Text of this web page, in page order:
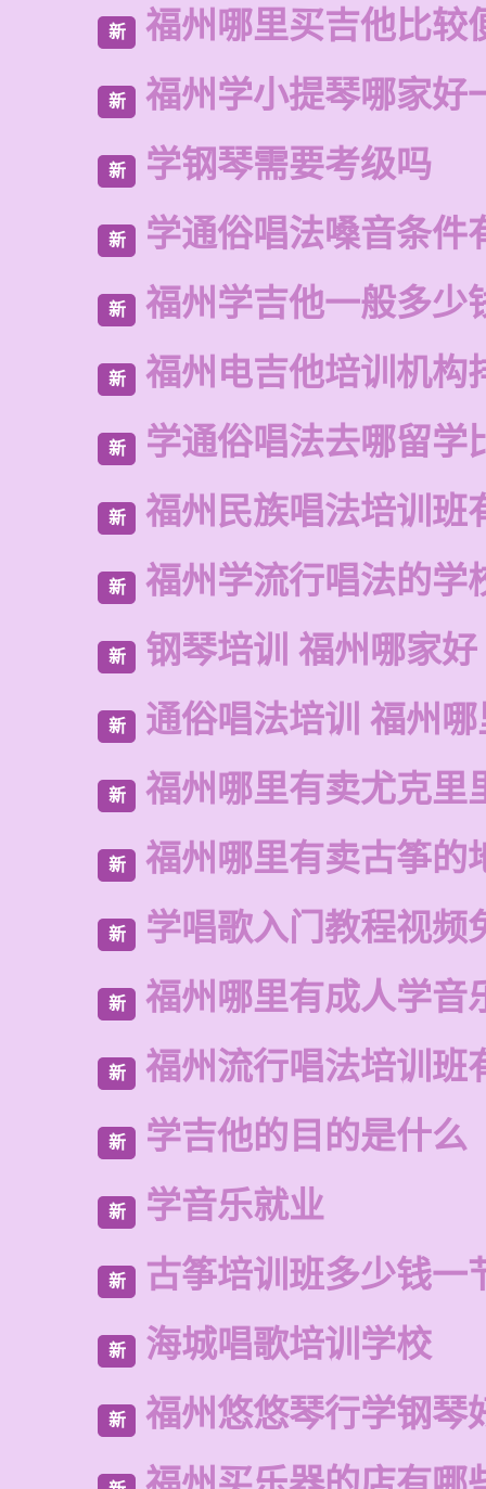
新 福州哪里买吉他比较
新 福州学小提琴哪家好
新 学钢琴需要考级吗
新 学通俗唱法嗓音条件
新 福州学吉他一般多少
新 福州电吉他培训机构
新 学通俗唱法去哪留学
新 福州民族唱法培训班
新 福州学流行唱法的学
新 钢琴培训 福州哪家好
新 通俗唱法培训 福州
新 福州哪里有卖尤克里
新 福州哪里有卖古筝的
新 学唱歌入门教程视频
新 福州哪里有成人学音
新 福州流行唱法培训班
新 学吉他的目的是什么
新 学音乐就业
新 古筝培训班多少钱一
新 海城唱歌培训学校
新 福州悠悠琴行学钢琴